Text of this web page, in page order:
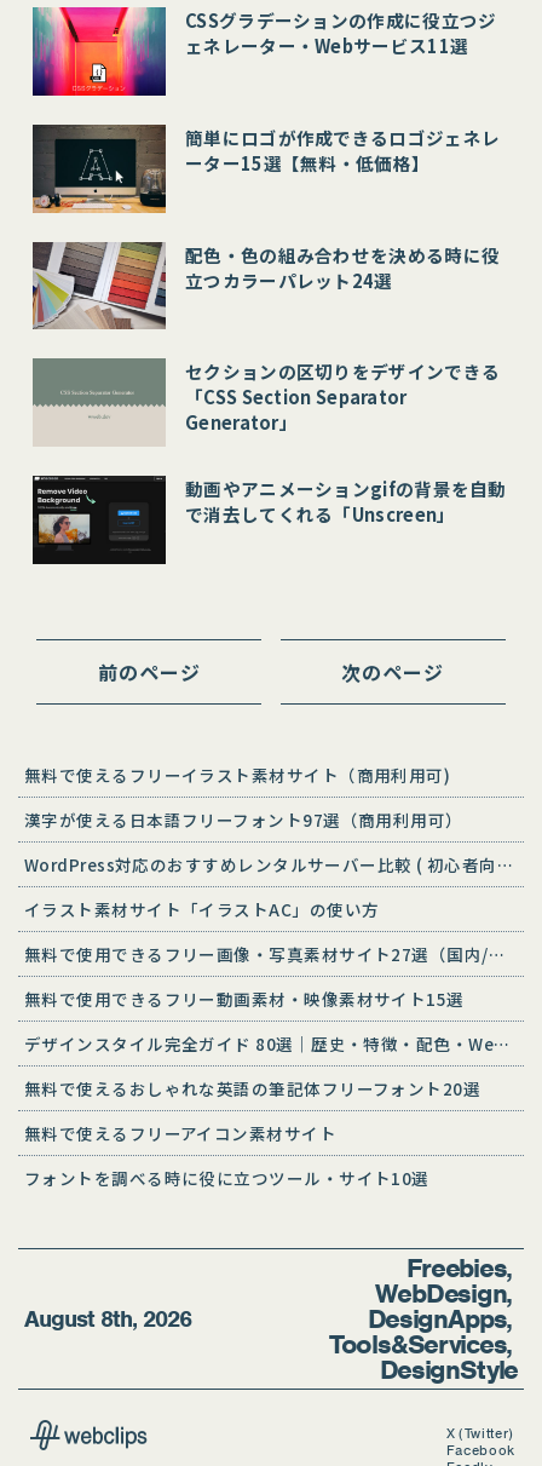
CSSグラデーションの作成に役立つジ
ェネレーター・Webサービス11選
簡単にロゴが作成できるロゴジェネレ
ーター15選【無料・低価格】
配色・色の組み合わせを決める時に役
立つカラーパレット24選
セクションの区切りをデザインできる
「CSS Section Separator
Generator」
動画やアニメーションgifの背景を自動
で消去してくれる「Unscreen」
前のページ 次のページ
無料で使えるフリーイラスト素材サイト（商用利用可)
漢字が使える日本語フリーフォント97選（商用利用可）
WordPress対応のおすすめレンタルサーバー比較 ( 初心者向け )
イラスト素材サイト「イラストAC」の使い方
無料で使用できるフリー画像・写真素材サイト27選（国内/海外）
無料で使用できるフリー動画素材・映像素材サイト15選
デザインスタイル完全ガイド 80選｜歴史・特徴・配色・Web活用
無料で使えるおしゃれな英語の筆記体フリーフォント20選
無料で使えるフリーアイコン素材サイト
フォントを調べる時に役に立つツール・サイト10選
August 8th, 2026
Freebies
Web Design
Design Apps
Tools & Services
Design Style
X (Twitter)
Facebook